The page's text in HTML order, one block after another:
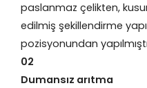
paslanmaz çelikten,
edilmiş şekillendirme
pozisyonundan
02
Dumansız arıtma